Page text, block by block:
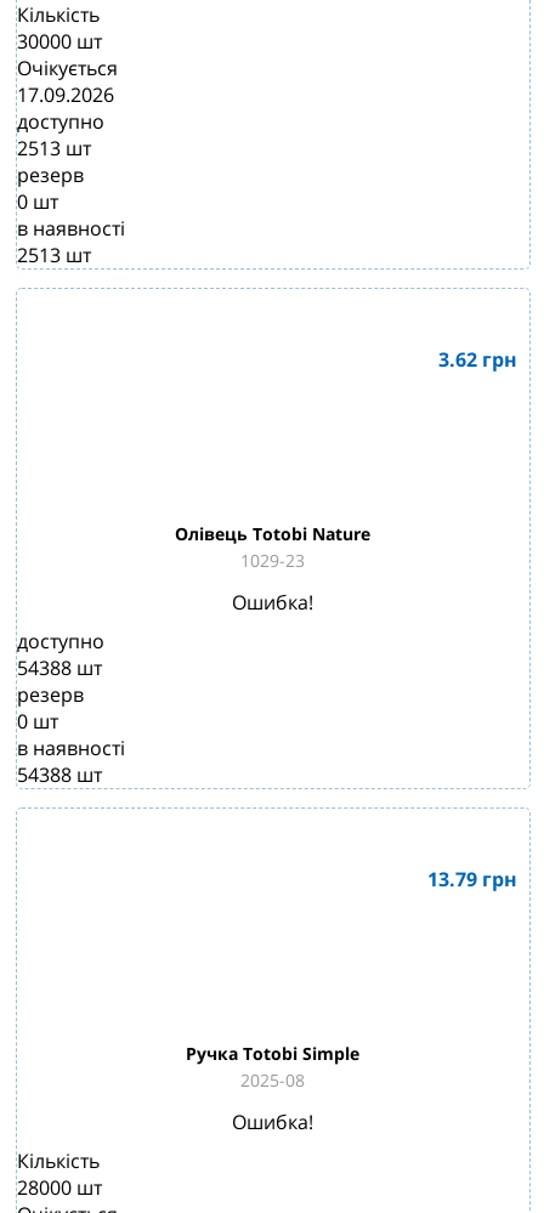
Кількість
30000 шт
Очікується
17.09.2026
доступно
2513 шт
резерв
0 шт
в наявності
2513 шт
3.62 грн
Олівець Totobi Nature
1029-23
Ошибка!
доступно
54388 шт
резерв
0 шт
в наявності
54388 шт
13.79 грн
Ручка Totobi Simple
2025-08
Ошибка!
Кількість
28000 шт